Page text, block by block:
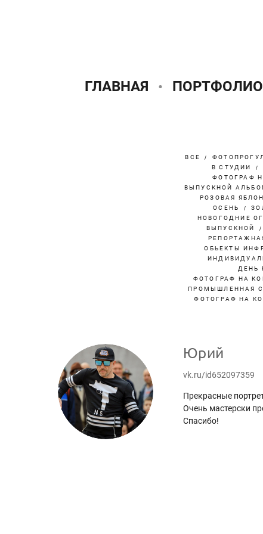
ГЛАВНАЯ ПОРТФОЛИО
ВСЕ
В СТУДИИ
ФОТОГРАФ
ВЫПУСКНОЙ
РОЗОВАЯ
ОСЕНЬ
НОВОГОДНИЕ
ВЫПУСКНОЙ
ОБЬЕКТЫ
ДЕНЬ
ФОТОГРАФ НА
ПРОМЫШЛЕННАЯ
ФОТОГРАФ НА
Юрий
vk.ru/id652097359
Прекрасные
Очень мастерски
Спасибо!